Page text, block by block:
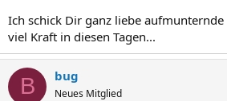
Ich schick Dir ganz liebe
viel Kraft in diesen Tagen...
B bug
Neues Mitglied